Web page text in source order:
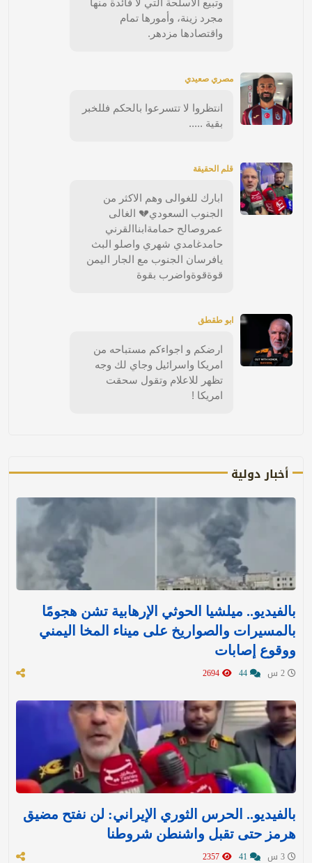
مجرد زينة، وأمورها تمام
واقتصادها مزدهر.
مصري صعيدي
انتظروا لا تتسرعوا بالحكم فللخبر
بقية .....
قلم الحقيقة
ابارك للغوالى وهم الاكثر من
الجنوب السعودي💔 الغالى
عمروصالح حمامةابناالقرني
حامدغامدي شهري واصلو البث
يافرسان الجنوب مع الجار اليمن
قوةقوةواضرب بقوة
ابو طقطق
ارضكم و اجواءكم مستباحه من
امريكا واسرائيل وجاي لك وجه
تظهر للاعلام وتقول سحقت
امريكا !
أخبار دولية
بالفيديو.. ميلشيا الحوثي الإرهابية تشن هجومًا
بالمسيرات والصواريخ على ميناء المخا اليمني
ووقوع إصابات
بالفيديو.. الحرس الثوري الإيراني: لن نفتح مضيق
هرمز حتى تقبل واشنطن شروطنا